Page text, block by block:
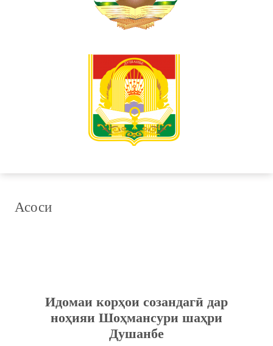
Асоси
Идомаи корҳои созандагӣ дар
ноҳияи Шоҳмансури шаҳри
Душанбе